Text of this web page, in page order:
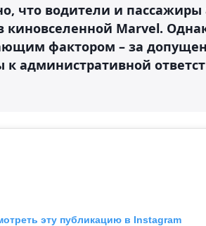
что водители и
киновселенной Marvel.
фактором – за
административной
эту публикацию в Instagram